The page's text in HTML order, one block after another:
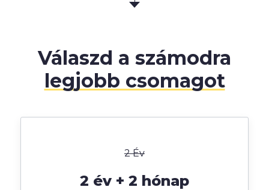
Válaszd a számodra
legjobb csomagot
2 Év
2 év + 2 hónap